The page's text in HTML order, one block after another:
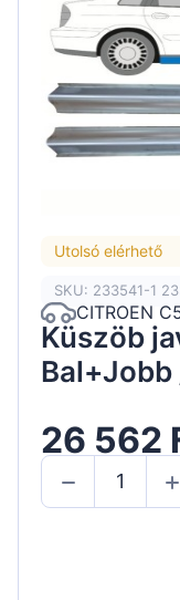
Utolsó elérhető
SKU: 233541-1
CITROEN
Küszöb
26 562